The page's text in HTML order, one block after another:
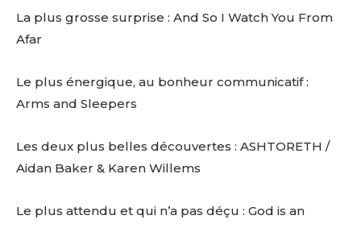
La plus grosse surprise : And So I Watch You From
Afar
Le plus énergique, au bonheur communicatif :
Arms and Sleepers
Les deux plus belles découvertes : ASHTORETH /
Aidan Baker & Karen Willems
Le plus attendu et qui n’a pas déçu : God is an